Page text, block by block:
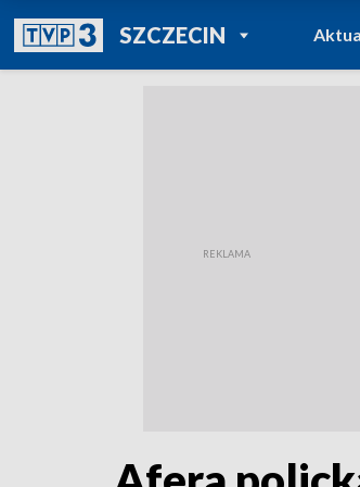
SZCZECINPOWRÓT DO
TVP REGIONY